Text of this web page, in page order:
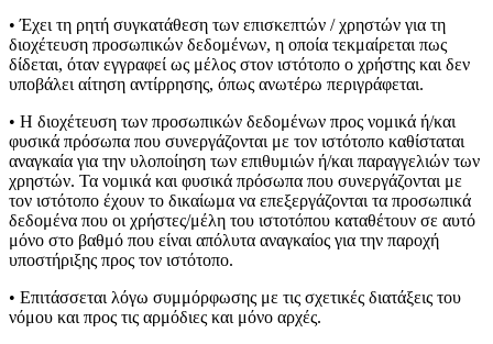
• Έχει τη ρητή συγκατάθεση των επισκεπτών / χρηστών για τη
διοχέτευση προσωπικών δεδομένων, η οποία τεκμαίρεται πως
δίδεται, όταν εγγραφεί ως μέλος στον ιστότοπο ο χρήστης και δεν
υποβάλει αίτηση αντίρρησης, όπως ανωτέρω περιγράφεται.
• Η διοχέτευση των προσωπικών δεδομένων προς νομικά ή/και
φυσικά πρόσωπα που συνεργάζονται με τον ιστότοπο καθίσταται
αναγκαία για την υλοποίηση των επιθυμιών ή/και παραγγελιών των
χρηστών. Τα νομικά και φυσικά πρόσωπα που συνεργάζονται με
τον ιστότοπο έχουν το δικαίωμα να επεξεργάζονται τα προσωπικά
δεδομένα που οι χρήστες/μέλη του ιστοτόπου καταθέτουν σε αυτό
μόνο στο βαθμό που είναι απόλυτα αναγκαίος για την παροχή
υποστήριξης προς τον ιστότοπο.
• Επιτάσσεται λόγω συμμόρφωσης με τις σχετικές διατάξεις του
νόμου και προς τις αρμόδιες και μόνο αρχές.